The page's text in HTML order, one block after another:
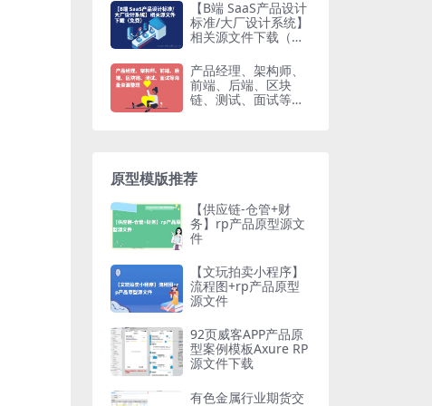
【B端 SaaS产品设计
标准/大厂设计系统】
相关源文件下载（免
产品经理、架构师、
前端、后端、区块
链、测试、面试等海
原型模版推荐
【供应链-仓管+财
务】rp产品原型源文
件
【文玩拍卖小程序】
流程图+rp产品原型
源文件
92页威客APP产品原
型案例模板Axure RP
源文件下载
有色金属行业期货交